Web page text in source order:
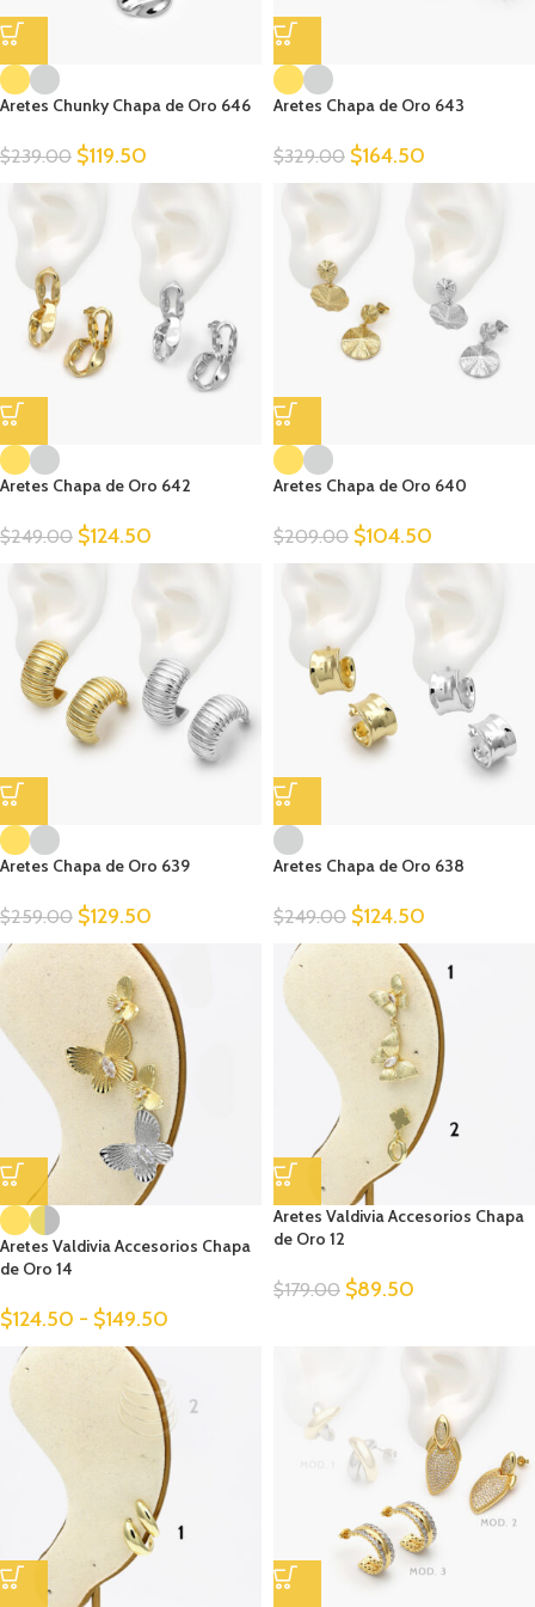
Aretes Chunky Chapa de Oro 646
$239.00 $119.50
Aretes Chapa de Oro 643
$329.00 $164.50
Aretes Chapa de Oro 642
$249.00 $124.50
Aretes Chapa de Oro 640
$209.00 $104.50
Aretes Chapa de Oro 639
$259.00 $129.50
Aretes Chapa de Oro 638
$249.00 $124.50
Aretes Valdivia Accesorios Chapa
de Oro 14
$124.50 - $149.50
Aretes Valdivia Accesorios Chapa
de Oro 12
$179.00 $89.50